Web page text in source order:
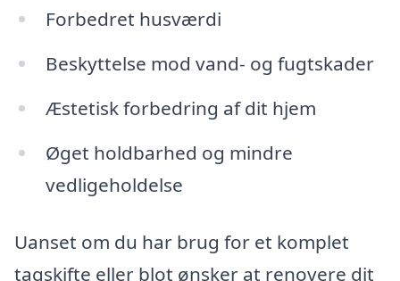
Forbedret husværdi
Beskyttelse mod vand- og fugtskader
Æstetisk forbedring af dit hjem
Øget holdbarhed og mindre
vedligeholdelse
Uanset om du har brug for et komplet
tagskifte eller blot ønsker at renovere dit